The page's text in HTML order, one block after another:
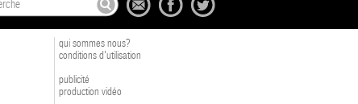
qui sommes nous?
conditions d'utilisation
publicité
production vidéo